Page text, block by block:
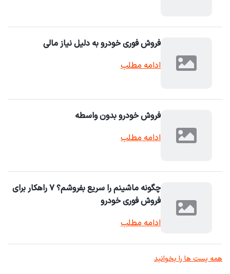
فروش فوری خودرو به دلیل نیاز مالی
ادامه مطلب
فروش خودرو بدون واسطه
ادامه مطلب
چگونه ماشینم را سریع بفروشم؟ ۷ راهکار برای
فروش فوری خودرو
ادامه مطلب
همه پست ها را بخوانید